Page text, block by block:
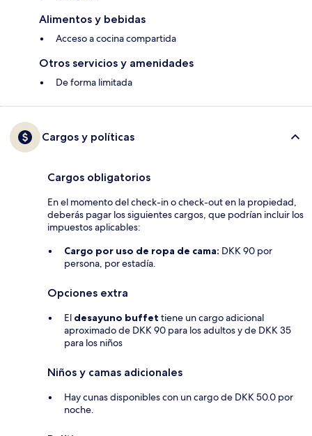
Alimentos y bebidas
Acceso a cocina compartida
Otros servicios y amenidades
De forma limitada
Cargos y políticas
Cargos obligatorios
En el momento del check-in o check-out en la propiedad,
deberás pagar los siguientes cargos, que podrían incluir los
impuestos aplicables:
Cargo por uso de ropa de cama: DKK 90 por
persona, por estadía.
Opciones extra
El desayuno buffet tiene un cargo adicional
aproximado de DKK 90 para los adultos y de DKK 35
para los niños
Niños y camas adicionales
Hay cunas disponibles con un cargo de DKK 50.0 por
noche.